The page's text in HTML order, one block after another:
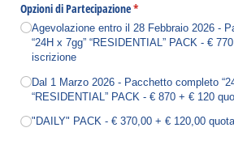
Opzioni di Partecipazione*
(richiesto)
Agevolazione entro il 28 Febbraio 2026 -
“24H x 7gg” “RESIDENTIAL” PACK - €
iscrizione
Dal 1 Marzo 2026 - Pacchetto completo
“RESIDENTIAL” PACK - € 870 + € 120
"DAILY" PACK - € 370,00 + € 120,00